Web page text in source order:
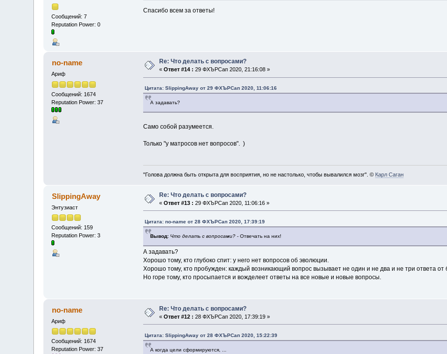
Сообщений: 7
Reputation Power: 0
Спасибо всем за ответы!
no-name
Ариф
Сообщений: 1674
Reputation Power: 37
Re: Что делать с вопросами?
«Ответ #14 : 29 ФХЪРСап 2020, 21:16:08 »
Цитата: SlippingAway от 29 ФХЪРСап 2020, 11:06:16
А задавать?
Само собой разумеется.
Только "у матросов нет вопросов". )
"Голова должна быть открыта для восприятия, но не настолько, чтобы вывалился мозг". © Карл Саган
SlippingAway
Энтузиаст
Сообщений: 159
Reputation Power: 3
Re: Что делать с вопросами?
«Ответ #13 : 29 ФХЪРСап 2020, 11:06:16 »
Цитата: no-name от 28 ФХЪРСап 2020, 17:39:19
Вывод: Что делать с вопросами?- Отвечать на них!
А задавать?
Хорошо тому, кто глубоко спит: у него нет вопросов об эволюции.
Хорошо тому, кто пробужден: каждый возникающий вопрос вызывает не один и не два и не три ответа от
Но горе тому, кто просыпается и вожделеет ответы на все новые и новые вопросы.
no-name
Ариф
Сообщений: 1674
Reputation Power: 37
Re: Что делать с вопросами?
«Ответ #12 : 28 ФХЪРСап 2020, 17:39:19 »
Цитата: SlippingAway от 28 ФХЪРСап 2020, 15:22:39
А когда цели сформируются, ...